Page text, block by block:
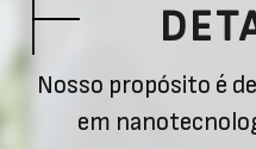
Nosso propósito é
em